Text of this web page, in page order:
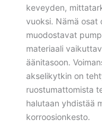
keveyden,
vuoksi. Nämä osat
muodostavat
materiaali
äänitasoon.
akselikytkin on
ruostumattomista
halutaan yhdistää
korroosionkesto.